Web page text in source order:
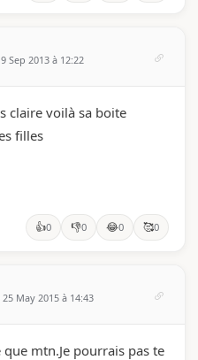
Sep 2013 à 12:22
claire voilà sa boite
filles
👍0 👎0 😂0 🥰0
May 2015 à 14:43
mtn.Je pourrais pas te